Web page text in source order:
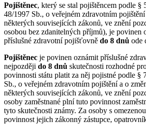
Pojištěnec, který se stal pojištěncem podle §
48/1997 Sb., o veřejném zdravotním
některých souvisejících zákonů, ve znění
osobou bez zdanitelných příjmů), je povinen
příslušné zdravotní pojišťovně do 8 dnů ode
Pojištěnec je povinen oznámit příslušné
nejpozději do 8 dnů skutečnosti rozhodné
povinnosti státu platit za něj pojistné podle §
Sb., o veřejném zdravotním pojištění a o
některých souvisejících zákonů, ve znění
osoby zaměstnané plní tuto povinnost
tyto skutečnosti známy. Za osoby s
povinnost jejich zákonný zástupce,